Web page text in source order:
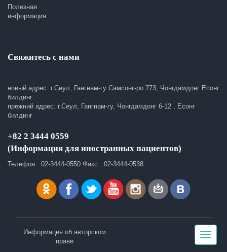
Полезная
информация
Свяжитесь с нами
новый адрес: г.Сеул, Гангнам-гу Самсонг-ро 773, Чонгдамдонг Есонг
билдинг
прежний адрес: г.Сеул, Гангнам-гу, Чонгдамдонг 6-12 , Есонг
билдинг
+82 2 3444 0559
(Информация для иностранных пациентов)
Телефон : 02-3444-0550 Факс : 02-3444-0538
Информация об авторском
праве
Toggle